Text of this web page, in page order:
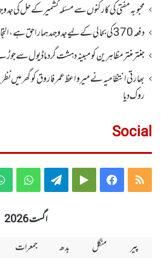
محبوبہ مفتی کی کارکنوں سے مسئلہ کشمیر کے حل کی
دفعہ370کی بحالی کے لیے جدوجہد ہمارا حق ہے، التجا مفتی
جنتر منتر مظاہرین کو مبینہ دہشت گرد ماڈیول سے جوڑنے
بھارتی انتظامیہ نے میر واعظ عمر فاروق کو گھر میں
روک دیا
Social
RSS
Facebook
Google
Telegram
اگست 2026
پیر
منگل بدھ جمعرات